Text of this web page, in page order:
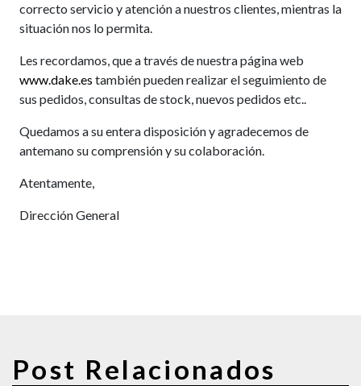
correcto servicio y atención a nuestros clientes, mientras la
situación nos lo permita.
Les recordamos, que a través de nuestra página web
www.dake.es también pueden realizar el seguimiento de
sus pedidos, consultas de stock, nuevos pedidos etc..
Quedamos a su entera disposición y agradecemos de
antemano su comprensión y su colaboración.
Atentamente,
Dirección General
Post Relacionados